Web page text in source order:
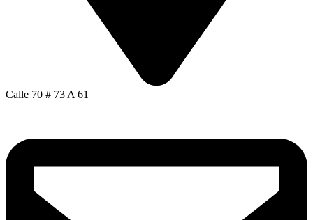
Calle 70 # 73 A 61